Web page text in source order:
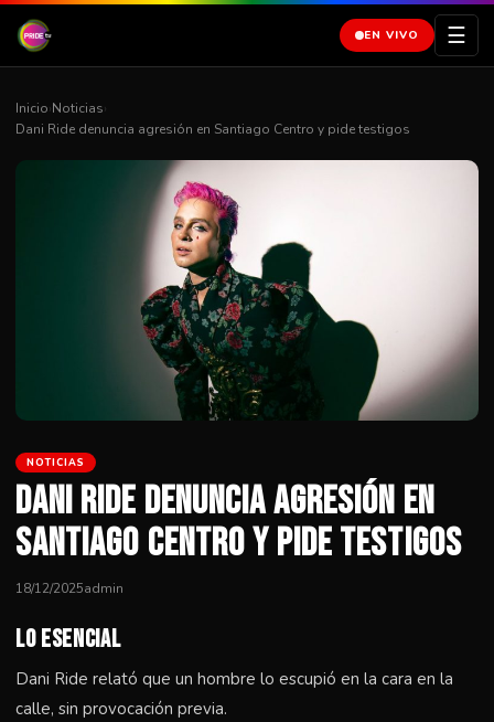
EN VIVO ☰
Inicio›Noticias›
Dani Ride denuncia agresión en Santiago Centro y pide testigos
NOTICIAS
Dani Ride denuncia agresión en
Santiago Centro y pide testigos
18/12/2025admin
Lo esencial
Dani Ride relató que un hombre lo escupió en la cara en la
calle, sin provocación previa.